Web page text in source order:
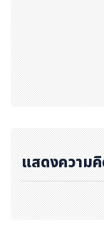
ว่าเราสามา
ศูนย์และกา
ประสิทธิภา
งสร้างพื้นฐา
บรรลุ 40%
3
ร่วมมือกับเ
เพื่อสนับสนุ
ปอเมริกากล
าดิส
แสดงความ